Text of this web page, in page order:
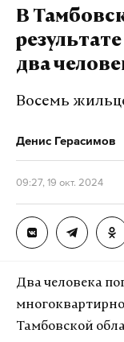
Кинопарк
обещает стать
площадок для
В
два
Восемь
Денис Герасимов
09:27, 19 окт. 2024
Два человека
Тамбовской